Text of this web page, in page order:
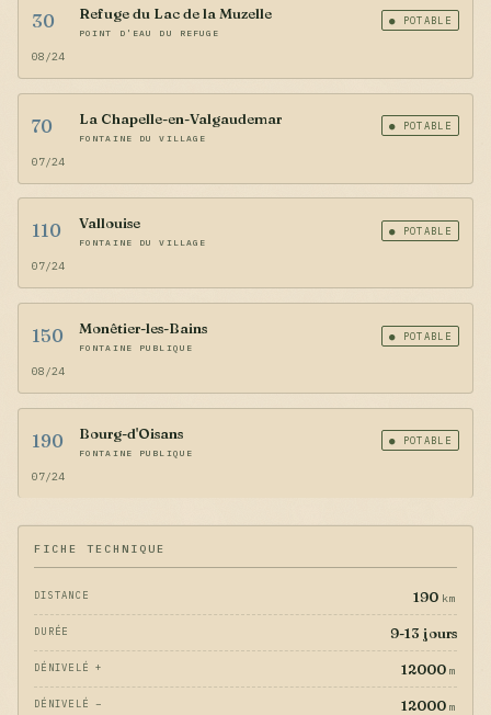
30 Refuge du Lac de la Muzelle
POINT D'EAU DU REFUGE
● POTABLE
08/24
70 La Chapelle-en-Valgaudemar
FONTAINE DU VILLAGE
● POTABLE
07/24
110 Vallouise
FONTAINE DU VILLAGE
● POTABLE
07/24
150 Monêtier-les-Bains
FONTAINE PUBLIQUE
● POTABLE
08/24
190 Bourg-d'Oisans
FONTAINE PUBLIQUE
● POTABLE
07/24
FICHE TECHNIQUE
DISTANCE 190 km
DURÉE 9-13 jours
DÉNIVELÉ + 12000 m
DÉNIVELÉ − 12000 m